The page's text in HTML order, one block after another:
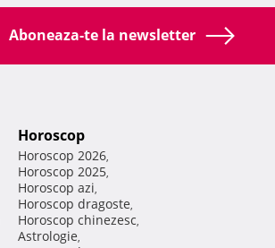
Aboneaza-te la newsletter
Horoscop
Horoscop 2026,
Horoscop 2025,
Horoscop azi,
Horoscop dragoste,
Horoscop chinezesc,
Astrologie,